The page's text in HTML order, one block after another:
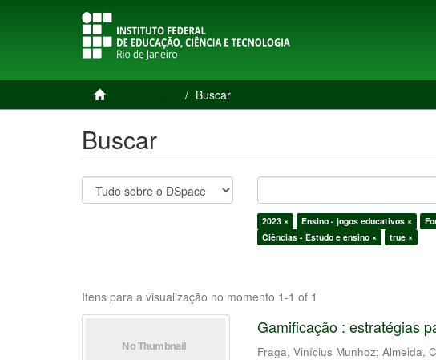
Buscar
Buscar
2023 × Ensino - jogos educativos ×
Ciências - Estudo e ensino ×
true ×
Itens para a visualização no momento 1-1 of 1
Gamificação : estratégias
Fraga, Vinícius Munhoz;Almeida,